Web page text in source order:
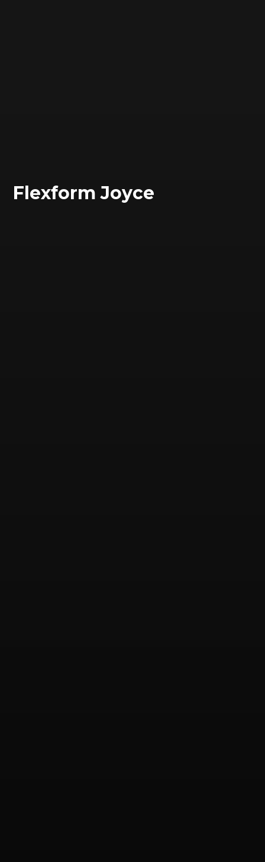
Flexform Joyce